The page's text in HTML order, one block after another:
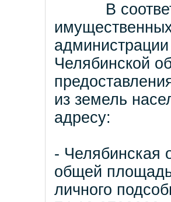
В
Челябинской
из земель
адресу:
- Челябинская
общей
личного